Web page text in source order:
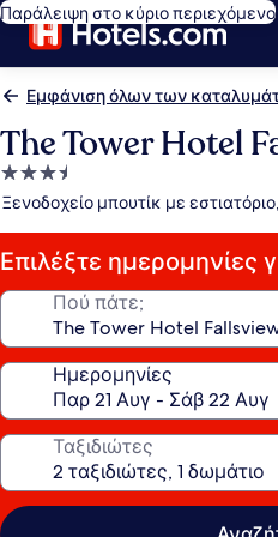
Παράλειψη στο κύριο περιεχόμενο
Εμφάνιση όλων των
The Tower Hotel
Κατάλυμα
με
αστέρια
Ξενοδοχείο μπουτίκ με
Επιλέξτε ημερομηνίες
Πού πάτε;
Ημερομηνίες
Ταξιδιώτες